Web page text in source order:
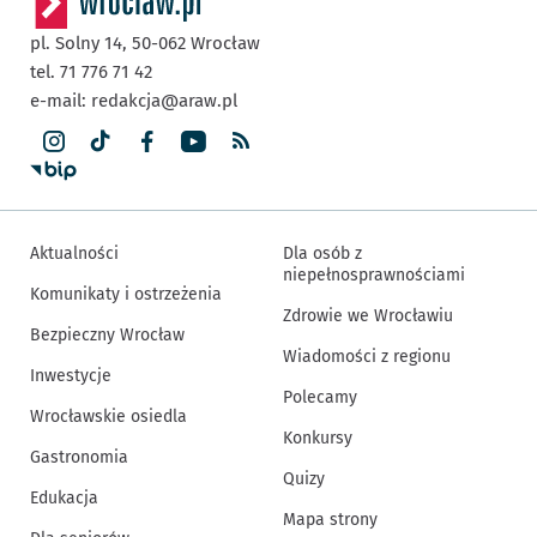
pl. Solny 14, 50-062 Wrocław
tel. 71 776 71 42
e-mail: redakcja@araw.pl
Aktualności
Komunikaty i ostrzeżenia
Bezpieczny Wrocław
Inwestycje
Wrocławskie osiedla
Gastronomia
Edukacja
Dla osób z
niepełnosprawnościami
Zdrowie we Wrocławiu
Wiadomości z regionu
Polecamy
Konkursy
Quizy
Mapa strony